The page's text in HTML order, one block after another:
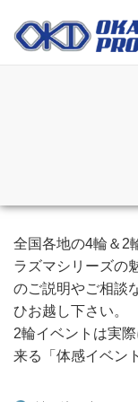
全国各地の4輪＆2
ラズマシリーズの
のご説明やご相談
ひお越し下さい。
2輪イベントは実
来る「体感イベン